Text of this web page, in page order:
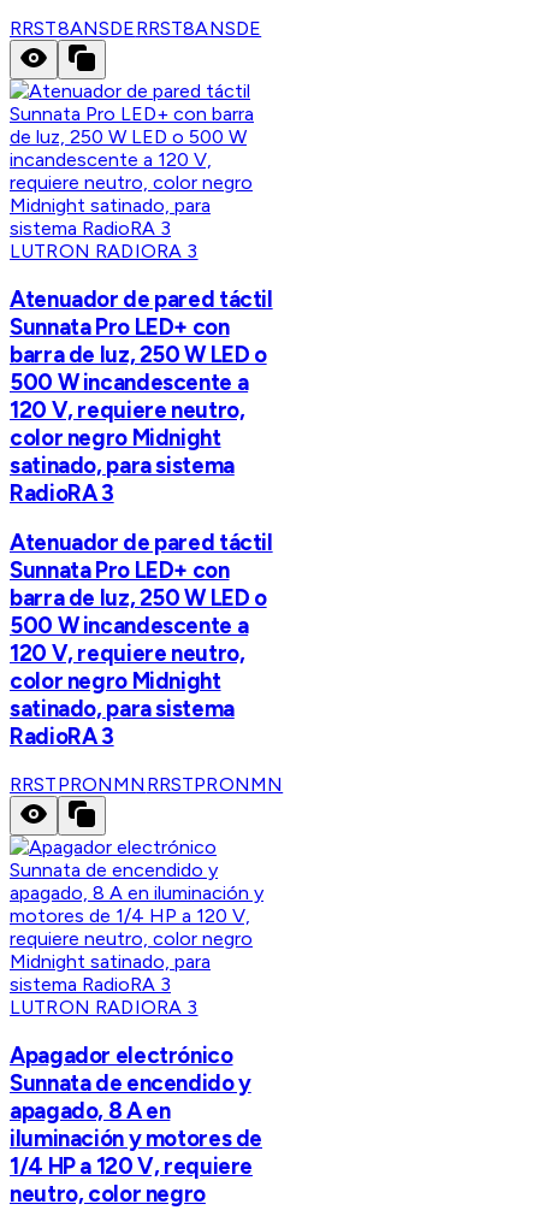
RRST8ANSDERRST8ANSDE
LUTRON RADIORA 3
Atenuador de pared táctil
Sunnata Pro LED+ con
barra de luz, 250 W LED o
500 W incandescente a
120 V, requiere neutro,
color negro Midnight
satinado, para sistema
RadioRA 3
Atenuador de pared táctil
Sunnata Pro LED+ con
barra de luz, 250 W LED o
500 W incandescente a
120 V, requiere neutro,
color negro Midnight
satinado, para sistema
RadioRA 3
RRSTPRONMN RRSTPRONMN
LUTRON RADIORA 3
Apagador electrónico
Sunnata de encendido y
apagado, 8 A en
iluminación y motores de
1/4 HP a 120 V, requiere
neutro, color negro